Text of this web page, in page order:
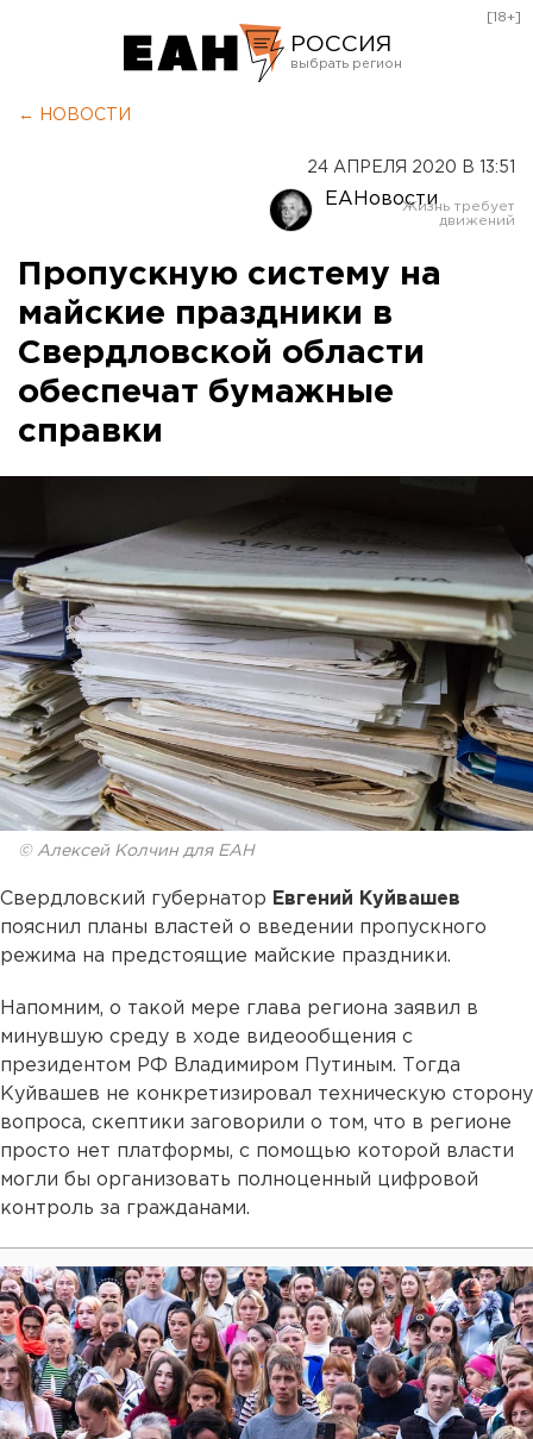
РОССИЯ
Оренбург
[18+]
← НОВОСТИ
24 АПРЕЛЯ 2020 В 13:51
ЕАНовости
Пропускную систему на
майские праздники в
Свердловской области
обеспечат бумажные
справки
© Алексей Колчин для ЕАН
Свердловский губернатор Евгений Куйвашев
пояснил планы властей о введении пропускного
режима на предстоящие майские праздники.
Напомним, о такой мере глава региона заявил в
минувшую среду в ходе видеообщения с
президентом РФ Владимиром Путиным. Тогда
Куйвашев не конкретизировал техническую сторону
вопроса, скептики заговорили о том, что в регионе
просто нет платформы, с помощью которой власти
могли бы организовать полноценный цифровой
контроль за гражданами.